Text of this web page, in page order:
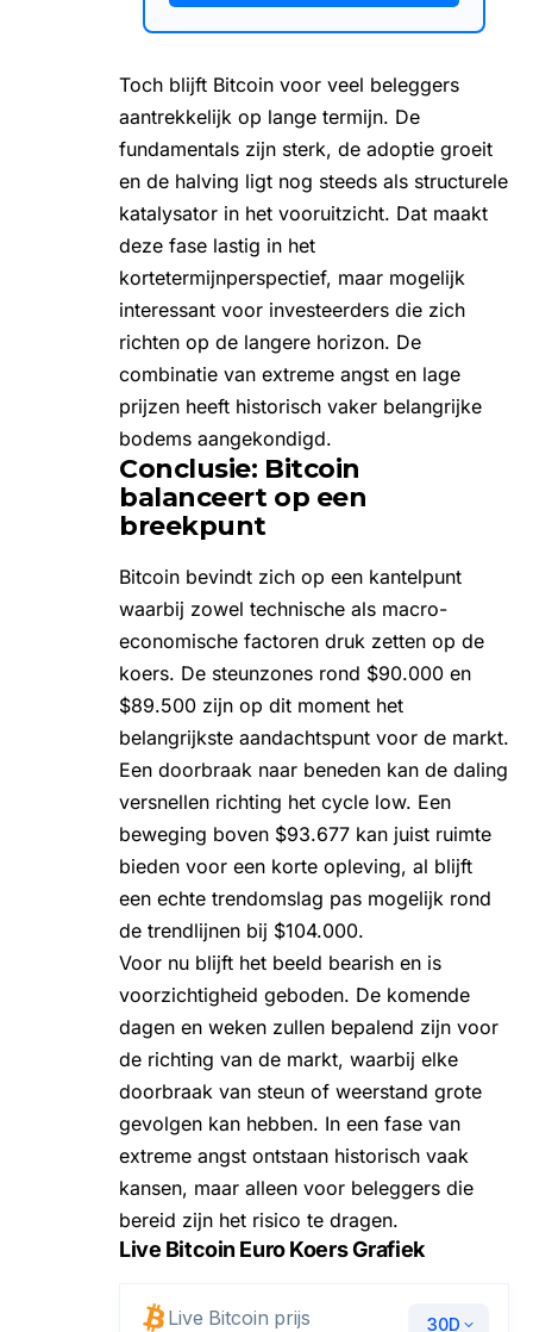
Toch blijft Bitcoin voor veel beleggers
aantrekkelijk op lange termijn. De
fundamentals zijn sterk, de adoptie groeit
en de halving ligt nog steeds als structurele
katalysator in het vooruitzicht. Dat maakt
deze fase lastig in het
kortetermijnperspectief, maar mogelijk
interessant voor investeerders die zich
richten op de langere horizon. De
combinatie van extreme angst en lage
prijzen heeft historisch vaker belangrijke
bodems aangekondigd.
Conclusie: Bitcoin
balanceert op een
breekpunt
Bitcoin bevindt zich op een kantelpunt
waarbij zowel technische als macro-
economische factoren druk zetten op de
koers. De steunzones rond $90.000 en
$89.500 zijn op dit moment het
belangrijkste aandachtspunt voor de markt.
Een doorbraak naar beneden kan de daling
versnellen richting het cycle low. Een
beweging boven $93.677 kan juist ruimte
bieden voor een korte opleving, al blijft
een echte trendomslag pas mogelijk rond
de trendlijnen bij $104.000.
Voor nu blijft het beeld bearish en is
voorzichtigheid geboden. De komende
dagen en weken zullen bepalend zijn voor
de richting van de markt, waarbij elke
doorbraak van steun of weerstand grote
gevolgen kan hebben. In een fase van
extreme angst ontstaan historisch vaak
kansen, maar alleen voor beleggers die
bereid zijn het risico te dragen.
Live Bitcoin Euro Koers Grafiek